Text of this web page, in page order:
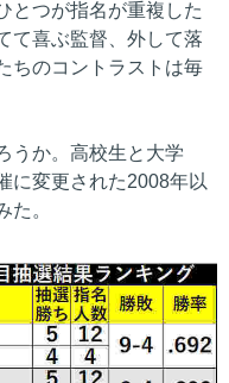
とつが指名が重複した
て喜ぶ監督、外して落
ちのコントラストは毎
うか。高校生と大学
に変更された2008年以
た。